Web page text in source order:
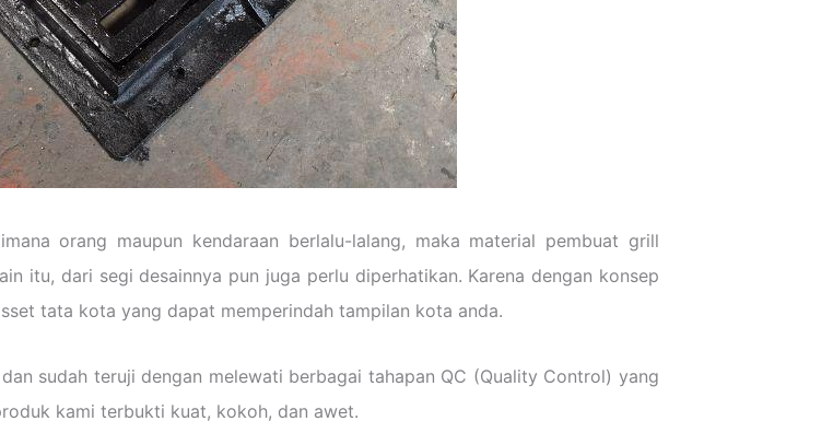
orang maupun kendaraan berlalu-lalang, maka material pembuat grill
itu, dari segi desainnya pun juga perlu diperhatikan. Karena dengan konsep
tata kota yang dapat memperindah tampilan kota anda.
sudah teruji dengan melewati berbagai tahapan QC (Quality Control) yang
kami terbukti kuat, kokoh, dan awet.